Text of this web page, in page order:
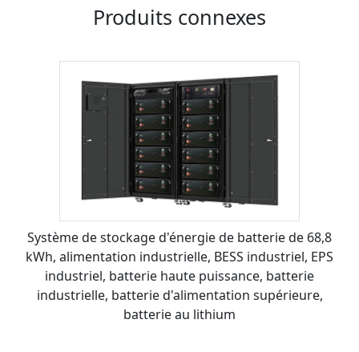
Produits connexes
Système de stockage d'énergie de batterie de 68,8
kWh, alimentation industrielle, BESS industriel, EPS
industriel, batterie haute puissance, batterie
industrielle, batterie d'alimentation supérieure,
batterie au lithium